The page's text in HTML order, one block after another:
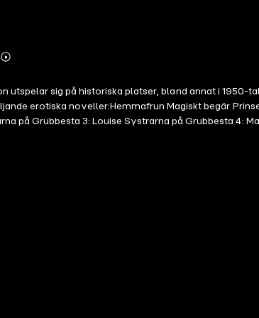
Mehr
sig på historiska platser, bland annat i 1950-
erotiska noveller:Hemmafrun Magiskt begär
på Grubbesta 3: Louise Systrarna på Grubbesta 4: